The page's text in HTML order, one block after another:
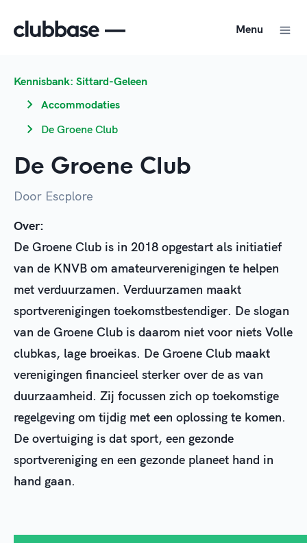
Menu
Kennisbank: Sittard-Geleen
Accommodaties
De Groene Club
De Groene Club
Door Escplore
Over:
De Groene Club is in 2018 opgestart als initiatief
van de KNVB om amateurverenigingen te helpen
met verduurzamen. Verduurzamen maakt
sportverenigingen toekomstbestendiger. De slogan
van de Groene Club is daarom niet voor niets Volle
clubkas, lage broeikas. De Groene Club maakt
verenigingen financieel sterker over de as van
duurzaamheid. Zij focussen zich op toekomstige
regelgeving om tijdig met een oplossing te komen.
De overtuiging is dat sport, een gezonde
sportvereniging en een gezonde planeet hand in
hand gaan.